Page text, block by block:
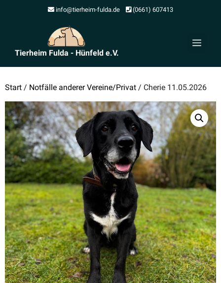
info@tierheim-fulda.de (0661) 607413
Tierheim Fulda - Hünfeld e.V.
Start / Notfälle anderer Vereine/Privat / Cherie 11.05.2026